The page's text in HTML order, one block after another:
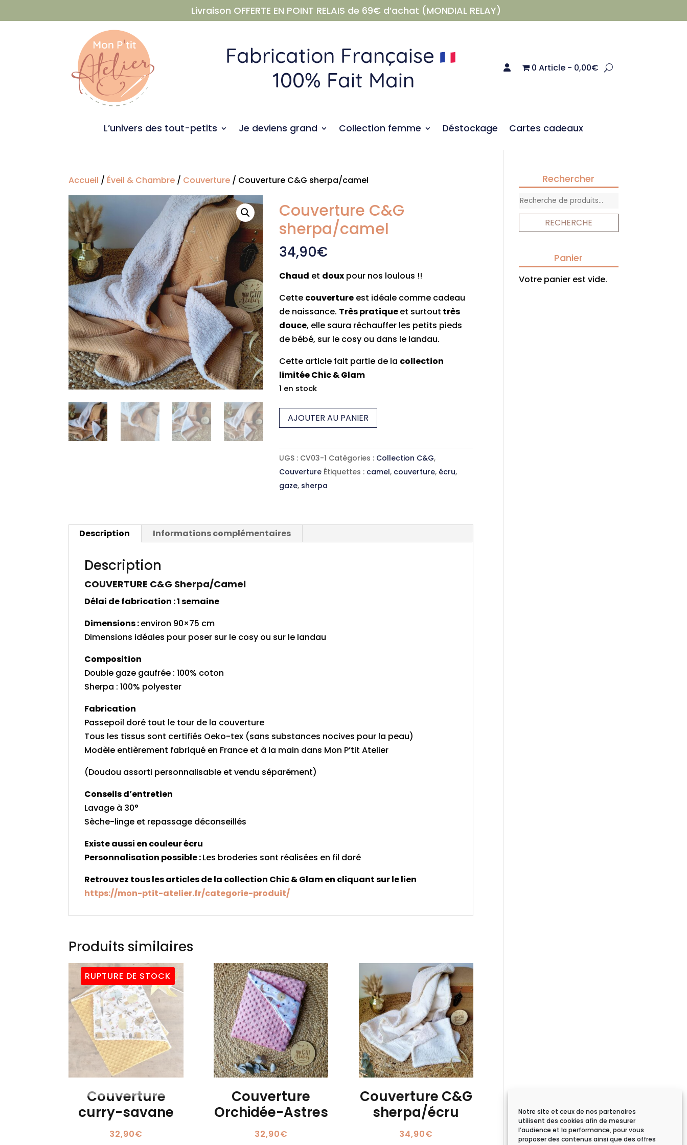
Notre site et ceux de nos partenaires
utilisent des cookies afin de mesurer
l’audience et la performance, pour vous
proposer des contenus ainsi que des offres
Livraison OFFERTE EN POINT RELAIS de 69€ d’achat (MONDIAL RELAY)
Fabrication Française
100% Fait Main
0 Article 0,00€
L’univers des tout-petits Je deviens grand Collection femme Déstockage Cartes cadeaux
Accueil / Éveil & Chambre / Couverture / Couverture C&G sherpa/camel
Couverture C&G
sherpa/camel
34,90€
Chaud et doux pour nos loulous !!
Cette couverture est idéale comme cadeau
de naissance. Très pratiqueet surtout très
douce, elle saura réchauffer les petits pieds
de bébé, sur le cosy ou dans le landau.
Cette article fait partie de la collection
limitée Chic & Glam
1 en stock
quantité
de
C&G
sherpa/camel
AJOUTER AU PANIER
UGS : CV03-1 Catégories : Collection C&G,
Couverture Étiquettes : camel, couverture, écru,
gaze, sherpa
Description Informations complémentaires
Description
COUVERTURE C&G Sherpa/Camel
Délai de fabrication : 1 semaine
Dimensions :environ 90×75 cm
Dimensions idéales pour poser sur le cosy ou sur le landau
Composition
Double gaze gaufrée : 100% coton
Sherpa : 100% polyester
Fabrication
Passepoil doré tout le tour de la couverture
Tous les tissus sont certifiés Oeko-tex (sans substances nocives pour la peau)
Modèle entièrement fabriqué en France et à la main dans Mon P’tit Atelier
(Doudou assorti personnalisable et vendu séparément)
Conseils d’entretien
Lavage à 30°
Sèche-linge et repassage déconseillés
Existe aussi en couleur écru
Personnalisation possible :Les broderies sont réalisées en fil doré
Retrouvez tous les articles de la collection Chic & Glam en cliquant sur le lien
https://mon-ptit-atelier.fr/categorie-produit/
Produits similaires
RUPTURE DE STOCK
Couverture
curry-savane
32,90€
Couverture
Orchidée-Astres
32,90€
Couverture C&G
sherpa/écru
34,90€
Rechercher
Recherche
pour :
RECHERCHE
Panier
Votre panier est vide.